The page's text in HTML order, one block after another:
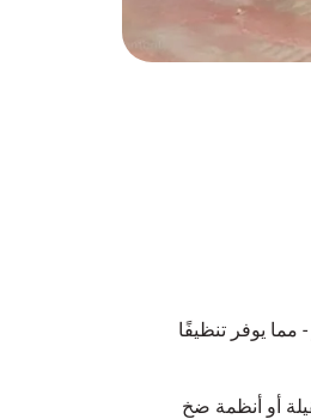
يوفر تنظيفًا
أو أنظمة ضخ